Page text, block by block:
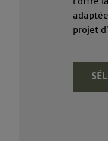
projet